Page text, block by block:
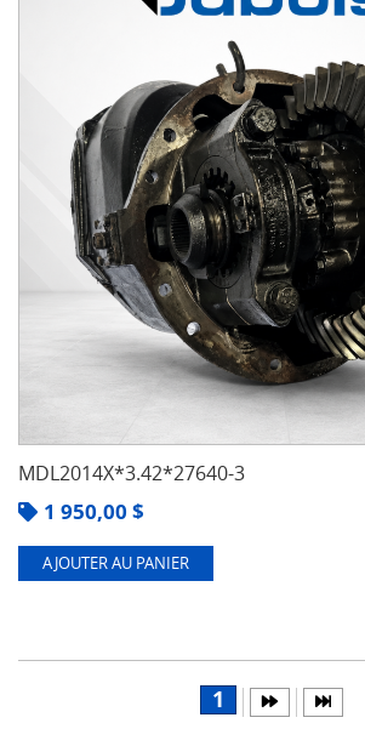
MDL2014X*3.42*27640-3
1 950,00 $
AJOUTER AU PANIER
1